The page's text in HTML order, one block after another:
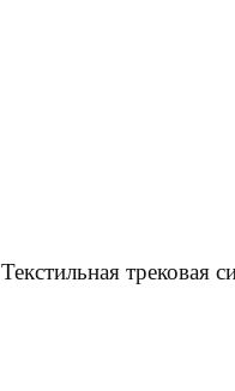
Текстильная трековая